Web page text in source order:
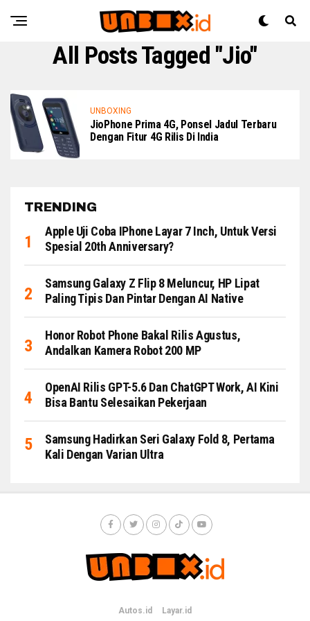
All Posts Tagged "Jio"
UNBOXING
JioPhone Prima 4G, Ponsel Jadul Terbaru
Dengan Fitur 4G Rilis Di India
TRENDING
Apple Uji Coba IPhone Layar 7 Inch, Untuk Versi
Spesial 20th Anniversary?
Samsung Galaxy Z Flip 8 Meluncur, HP Lipat
Paling Tipis Dan Pintar Dengan AI Native
Honor Robot Phone Bakal Rilis Agustus,
Andalkan Kamera Robot 200 MP
OpenAI Rilis GPT-5.6 Dan ChatGPT Work, AI Kini
Bisa Bantu Selesaikan Pekerjaan
Samsung Hadirkan Seri Galaxy Fold 8, Pertama
Kali Dengan Varian Ultra
Autos.id Layar.id